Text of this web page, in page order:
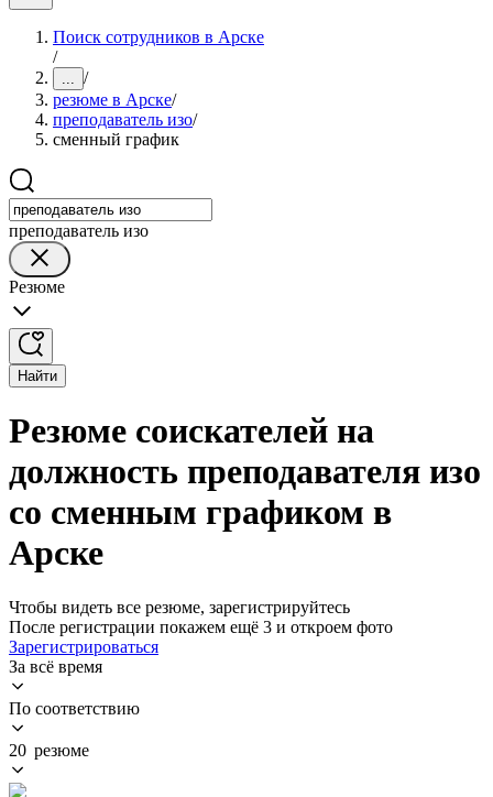
Поиск сотрудников в Арске
/
... /
резюме в Арске/
преподаватель изо/
сменный график
преподаватель изо
Резюме
Найти
Резюме соискателей на
должность преподавателя изо
со сменным графиком в
Арске
Чтобы видеть все резюме, зарегистрируйтесь
После регистрации покажем ещё 3 и откроем фото
Зарегистрироваться
За всё время
По соответствию
20 резюме